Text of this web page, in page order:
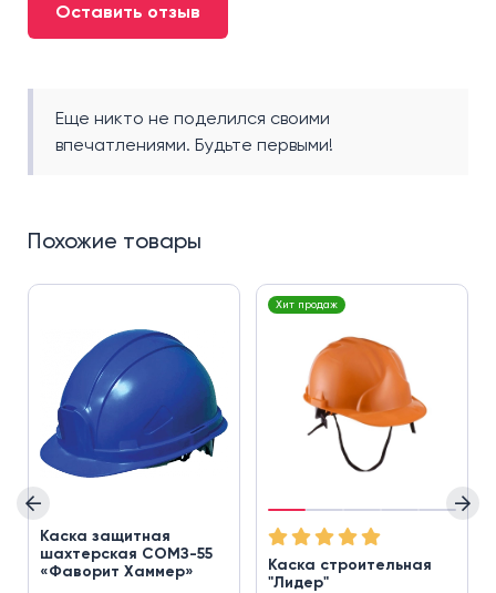
Оставить отзыв
Еще никто не поделился своими
впечатлениями. Будьте первыми!
Похожие товары
Каска защитная
шахтерская СОМЗ-55
«Фаворит Хаммер»
Хит продаж
Каска строительная
"Лидер"